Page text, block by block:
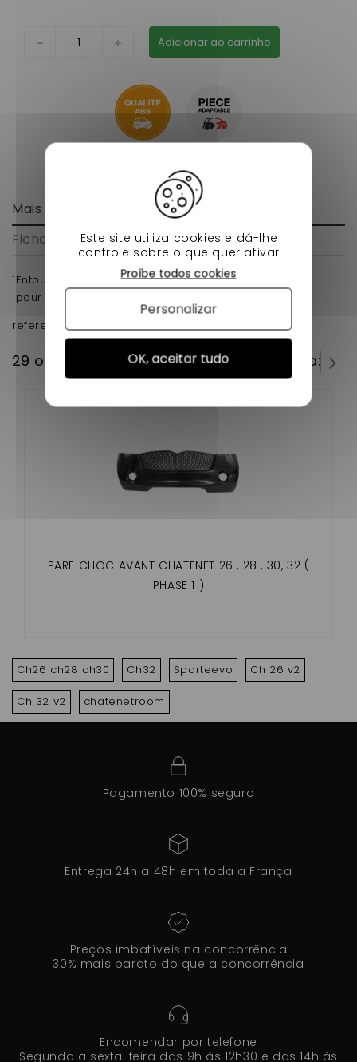
Adicionar ao carrinho
Mais informação
Ficha de dados
1Entourage d'aile avant passager chatenet 26,30,32
pour voiture sans permis en alu a petit prix .
reference d'origine : 01 17 302
29 outros produtos na mesma categoria:
PARE CHOC AVANT CHATENET 26 , 28 , 30, 32 (
PHASE 1 )
Ch26 ch28 ch30 Ch32 Sporteevo Ch 26 v2
Ch 32 v2 chatenetroom
Pagamento 100% seguro
Entrega 24h a 48h em toda a França
Preços imbatíveis na concorrência
30% mais barato do que a concorrência
Encomendar por telefone
Segunda a sexta-feira das 9h às 12h30 e das 14h às
Este site utiliza cookies e dá-lhe
controle sobre o que quer ativar
OK, aceitar tudo
Proíbe todos cookies
Personalizar